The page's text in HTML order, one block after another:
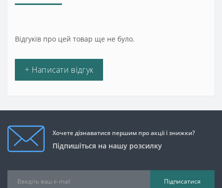
Відгуків про цей товар ще не було.
+ Написати відгук
Хочете дізнаватися першим про акції і знижки?
Підпишіться на нашу розсилку
Підписатися